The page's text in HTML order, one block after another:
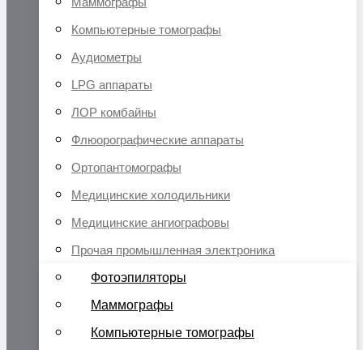
Компьютерные томографы
Аудиометры
LPG аппараты
ЛОР комбайны
Флюорографические аппараты
Ортопантомографы
Медицинские холодильники
Медицинские ангиографовы
Прочая промышленная электроника
Фотоэпиляторы
Маммографы
Компьютерные томографы